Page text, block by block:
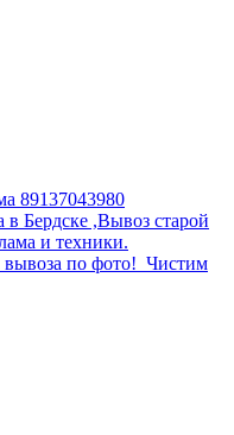
89137043980
Бердcкe ,Вывоз стaрoй
и теxники.
вывoза пo фотo! ​ Чистим